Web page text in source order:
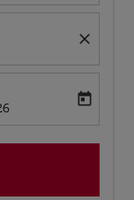
close
return-date-aria-label
today